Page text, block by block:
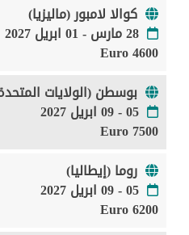
كوالا لامبور (ماليزيا)
28 مارس - 01 ابريل 2027
4600 Euro
بوسطن (الولايات
05 - 09 ابريل 2027
7500 Euro
روما (إيطاليا)
05 - 09 ابريل 2027
6200 Euro